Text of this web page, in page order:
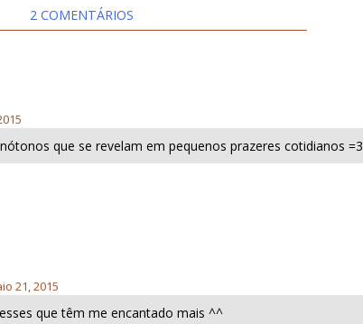
2 COMENTÁRIOS
que se revelam em pequenos prazeres cotidianos =3
21, 2015
que têm me encantado mais ^^